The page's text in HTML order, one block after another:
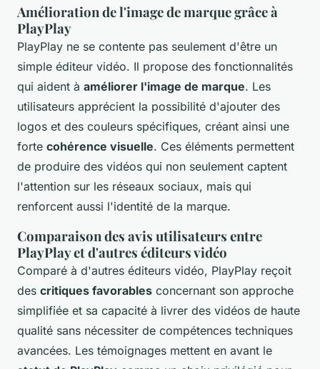
Amélioration de l'image de marque grâce à
PlayPlay
PlayPlay ne se contente pas seulement d'être un
simple éditeur vidéo. Il propose des fonctionnalités
qui aident à améliorer l'image de marque. Les
utilisateurs apprécient la possibilité d'ajouter des
logos et des couleurs spécifiques, créant ainsi une
forte cohérence visuelle. Ces éléments permettent
de produire des vidéos qui non seulement captent
l'attention sur les réseaux sociaux, mais qui
renforcent aussi l'identité de la marque.
Comparaison des avis utilisateurs entre
PlayPlay et d'autres éditeurs vidéo
Comparé à d'autres éditeurs vidéo, PlayPlay reçoit
des critiques favorables concernant son approche
simplifiée et sa capacité à livrer des vidéos de haute
qualité sans nécessiter de compétences techniques
avancées. Les témoignages mettent en avant le